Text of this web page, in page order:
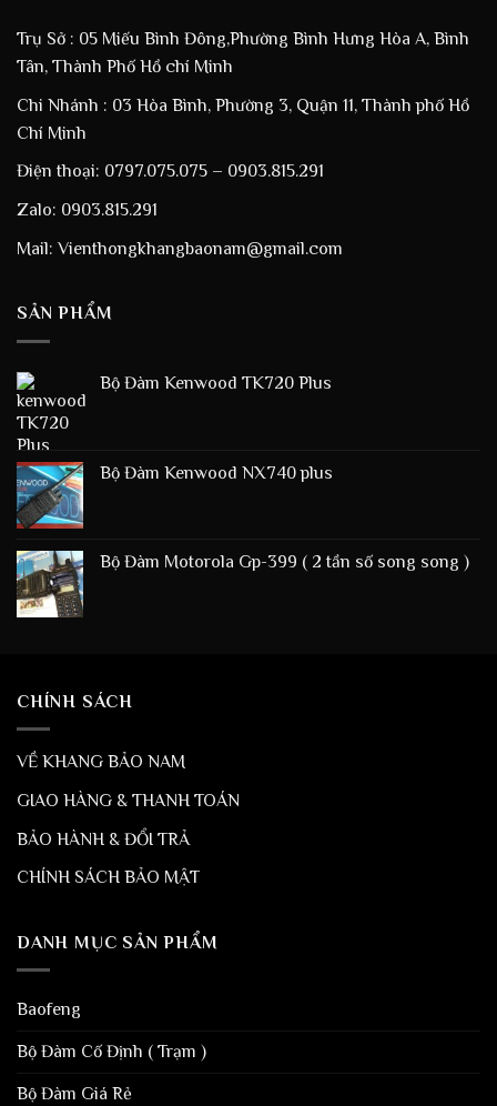
Trụ Sở : 05 Miếu Bình Đông,Phường Bình Hưng Hòa A, Bình
Tân, Thành Phố Hồ chí Minh
Chi Nhánh : 03 Hòa Bình, Phường 3, Quận 11, Thành phố Hồ
Chí Minh
Điện thoại: 0797.075.075 – 0903.815.291
Zalo: 0903.815.291
Mail: Vienthongkhangbaonam@gmail.com
SẢN PHẨM
Bộ Đàm Kenwood TK720 Plus
Bộ Đàm Kenwood NX740 plus
Bộ Đàm Motorola Gp-399 ( 2 tần số song song )
CHÍNH SÁCH
VỀ KHANG BẢO NAM
GIAO HÀNG & THANH TOÁN
BẢO HÀNH & ĐỔI TRẢ
CHÍNH SÁCH BẢO MẬT
DANH MỤC SẢN PHẨM
Baofeng
Bộ Đàm Cố Định ( Trạm )
Bộ Đàm Giá Rẻ